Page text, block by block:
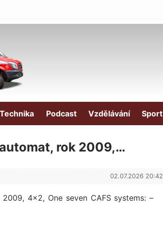
Technika Podcast Vzdělávání Sport
rok 2009,…
02.07.2026 20:42
4×2, One seven CAFS systems: –